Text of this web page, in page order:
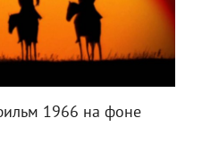
1966 на фоне